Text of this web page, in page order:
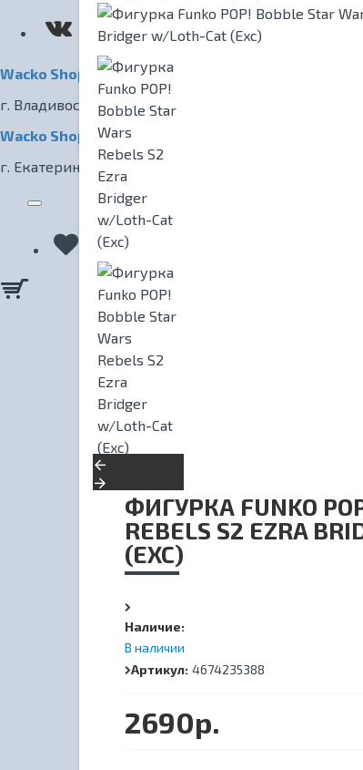
Wacko Shop Владивосток
г. Владивосток, ул. Светланская, 7
Wacko Shop Екатеринбург
г. Екатеринбург, ул. Радищева, 1
ФИГУРКА FUNKO
REBELS S2 EZRA
(EXC)
Наличие:
В наличии
Артикул: 4674235388
2690р.